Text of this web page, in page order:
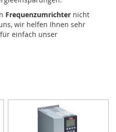
Frequenzumrichter nicht
wir helfen Ihnen sehr
einfach unser